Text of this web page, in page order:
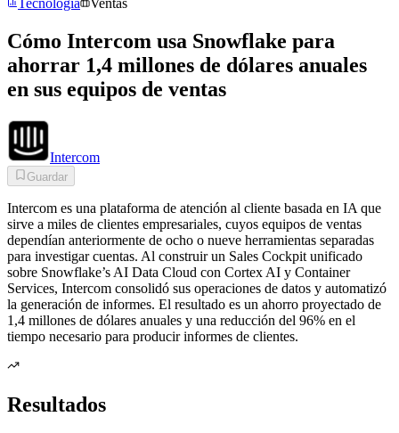
Tecnología
Ventas
Cómo Intercom usa Snowflake para
ahorrar 1,4 millones de dólares anuales
en sus equipos de ventas
Intercom
Guardar
Intercom es una plataforma de atención al cliente basada en IA que
sirve a miles de clientes empresariales, cuyos equipos de ventas
dependían anteriormente de ocho o nueve herramientas separadas
para investigar cuentas. Al construir un Sales Cockpit unificado
sobre Snowflake’s AI Data Cloud con Cortex AI y Container
Services, Intercom consolidó sus operaciones de datos y automatizó
la generación de informes. El resultado es un ahorro proyectado de
1,4 millones de dólares anuales y una reducción del 96% en el
tiempo necesario para producir informes de clientes.
Resultados